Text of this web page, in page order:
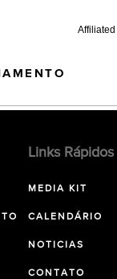
Links Rápidos
MEDIA KIT
CALENDÁRIO
NOTICIAS
CONTATO